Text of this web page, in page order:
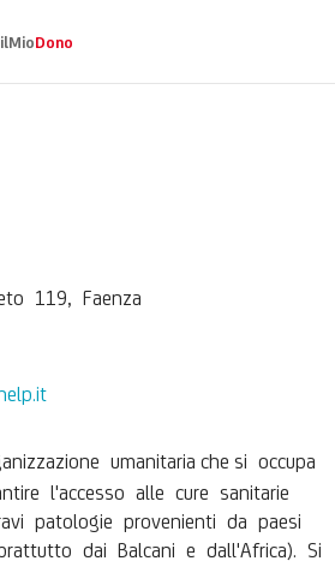
ilMioDono
119, Faenza
umanitaria che si occupa
l'accesso alle cure sanitarie
patologie provenienti da paesi
dai Balcani e dall'Africa). Si